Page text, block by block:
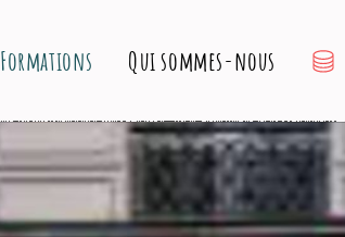
Formations Qui sommes-nous